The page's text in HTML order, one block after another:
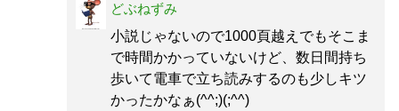
どぶねずみ
小説じゃないので1000頁越えでもそこま
で時間かかっていないけど、数日間持ち
歩いて電車で立ち読みするのも少しキツ
かったかなぁ(^^;)(;^^)